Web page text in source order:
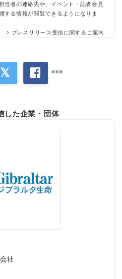
当者の連絡先や、イベント・記者会見
する情報が閲覧できるようになりま
プレスリリース受信に関するご案内
した企業・団体
社